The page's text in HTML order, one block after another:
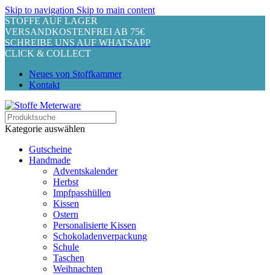
Skip to navigation Skip to main content
STOFFE AUF LAGER
VERSANDKOSTENFREI AB 75€
SCHREIBE UNS AUF WHATSAPP
CLICK & COLLECT
Neues von Stoffkammer
Kontakt
Kategorie auswählen
Gutscheine
Handmade
Adventskalender
Herbst
Impfpasshüllen
Kissen
Ostern
Personalisierte Kissen
Schokoladenverpackung
Schule
Taschen
Weihnachten